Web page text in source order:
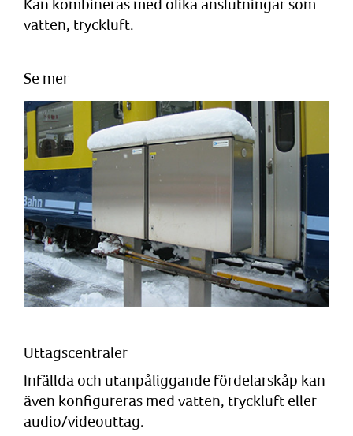
Kan kombineras med olika anslutningar som
vatten, tryckluft.
Se mer
Uttagscentraler
Infällda och utanpåliggande fördelarskåp kan
även konfigureras med vatten, tryckluft eller
audio/videouttag.